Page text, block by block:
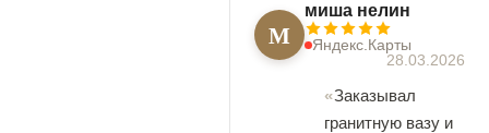
М
миша нелин
Яндекс.Карты
28.03.2026
Заказывал
гранитную вазу и